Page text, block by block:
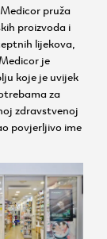
pruža
proizvoda i
lijekova,
je
koje je uvijek
za
zdravstvenoj
povjerljivo ime